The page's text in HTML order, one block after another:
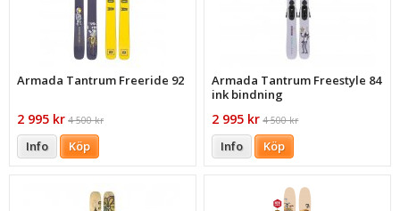
Armada Tantrum Freeride 92
2 995 kr 4 500 kr
Info Köp
Armada Tantrum Freestyle 84
ink bindning
2 995 kr 4 500 kr
Info Köp